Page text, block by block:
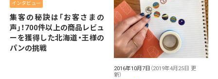
インタビュー
集客の秘訣は「お客さまの
声」！700件以上の商品レビュ
ーを獲得した北海道・王様の
パンの挑戦
2016年10月7日 （2019年4月25日 更
新）